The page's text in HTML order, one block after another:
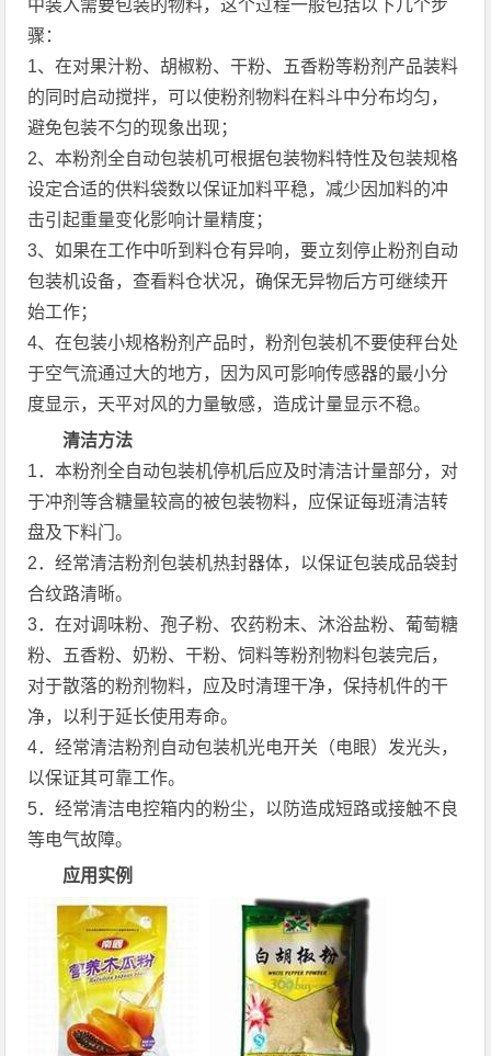
中装入需要包装的物料，这个过程一般包括以下几个步
骤：
1、在对果汁粉、胡椒粉、干粉、五香粉等粉剂产品装料
的同时启动搅拌，可以使粉剂物料在料斗中分布均匀，
避免包装不匀的现象出现；
2、本粉剂全自动包装机可根据包装物料特性及包装规格
设定合适的供料袋数以保证加料平稳，减少因加料的冲
击引起重量变化影响计量精度；
3、如果在工作中听到料仓有异响，要立刻停止粉剂自动
包装机设备，查看料仓状况，确保无异物后方可继续开
始工作；
4、在包装小规格粉剂产品时，粉剂包装机不要使秤台处
于空气流通过大的地方，因为风可影响传感器的最小分
度显示，天平对风的力量敏感，造成计量显示不稳。
清洁方法
1．本粉剂全自动包装机停机后应及时清洁计量部分，对
于冲剂等含糖量较高的被包装物料，应保证每班清洁转
盘及下料门。
2．经常清洁粉剂包装机热封器体，以保证包装成品袋封
合纹路清晰。
3．在对调味粉、孢子粉、农药粉末、沐浴盐粉、葡萄糖
粉、五香粉、奶粉、干粉、饲料等粉剂物料包装完后，
对于散落的粉剂物料，应及时清理干净，保持机件的干
净，以利于延长使用寿命。
4．经常清洁粉剂自动包装机光电开关（电眼）发光头，
以保证其可靠工作。
5．经常清洁电控箱内的粉尘，以防造成短路或接触不良
等电气故障。
应用实例